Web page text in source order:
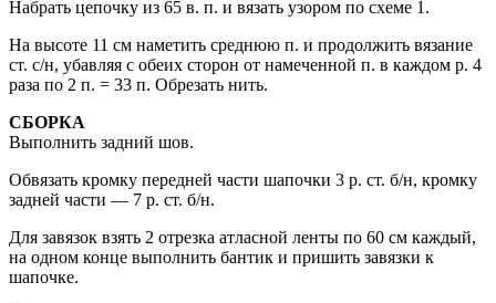
Набрать цепочку из 65 в. п. и вязать узором по схеме 1.
На высоте 11 см наметить среднюю п. и продолжить вязание
ст. с/н, убавляя с обеих сторон от намеченной п. в каждом р. 4
раза по 2 п. = 33 п. Обрезать нить.
СБОРКА
Выполнить задний шов.
Обвязать кромку передней части шапочки 3 р. ст. б/н, кромку
задней части — 7 р. ст. б/н.
Для завязок взять 2 отрезка атласной ленты по 60 см каждый,
на одном конце выполнить бантик и пришить завязки к
шапочке.